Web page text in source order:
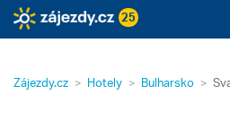
25
Zájezdy.cz Hotely Bulharsko